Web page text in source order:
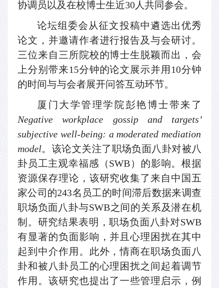
协调员以及在校博士生近30人共同参会。
论坛组委会从征文投稿中遴选出优秀
论文，并邀请作者进行报告及与会研讨。
三位来自三所院校的博士生 脱颖而出，会
上分别带来15分钟的论文展示并用 10分钟
的时间与与会者展开问答互动环节。
厦门大学管理学院彭艳博士带来了
Negative workplace gossip and targets’
subjective well-being: a moderated mediation
model。该论文关注了职场负面八卦对被八
卦员工主观幸福感（SWB）的影响。根据
资源保存理论，该研究收集了来自中国五
家公司的243名员工的时间滞后数据来调查
职场负面八卦与SWB之间的关系及潜在机
制。研究结果表明，职场负面八卦对SWB
有显著的负面影响，并且心理困扰在其中
起到中介作用。此外，情商在职场负面八
卦和被八卦员工的心理困扰之间起着调节
作用。该研究也提出了一些管理启示，例